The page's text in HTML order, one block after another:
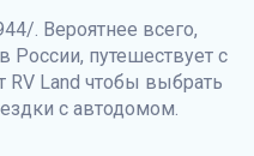
. Вероятнее всего,
России, путешествует с
RV Land чтобы выбрать
с автодомом.